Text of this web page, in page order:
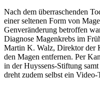
Nach dem überraschenden
einer seltenen Form von
Genveränderung betroffen
Diagnose Magenkrebs im
Martin K. Walz, Direktor der
den Magen entfernen. Per
in der Huyssens-Stiftung
dreht zudem selbst ein Video-